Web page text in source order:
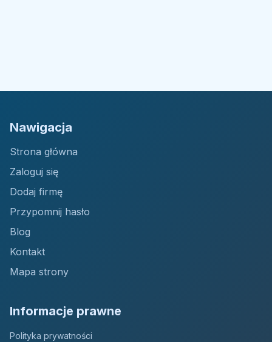
Nawigacja
Strona główna
Zaloguj się
Dodaj firmę
Przypomnij hasło
Blog
Kontakt
Mapa strony
Informacje prawne
Polityka prywatności